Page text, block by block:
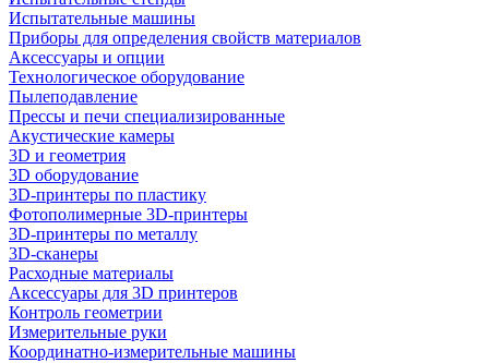
Испытательные машины
Приборы для определения свойств материалов
Аксессуары и опции
Технологическое оборудование
Пылеподавление
Прессы и печи специализированные
Акустические камеры
3D и геометрия
3D оборудование
3D-принтеры по пластику
Фотополимерные 3D-принтеры
3D-принтеры по металлу
3D-сканеры
Расходные материалы
Аксессуары для 3D принтеров
Контроль геометрии
Измерительные руки
Координатно-измерительные машины